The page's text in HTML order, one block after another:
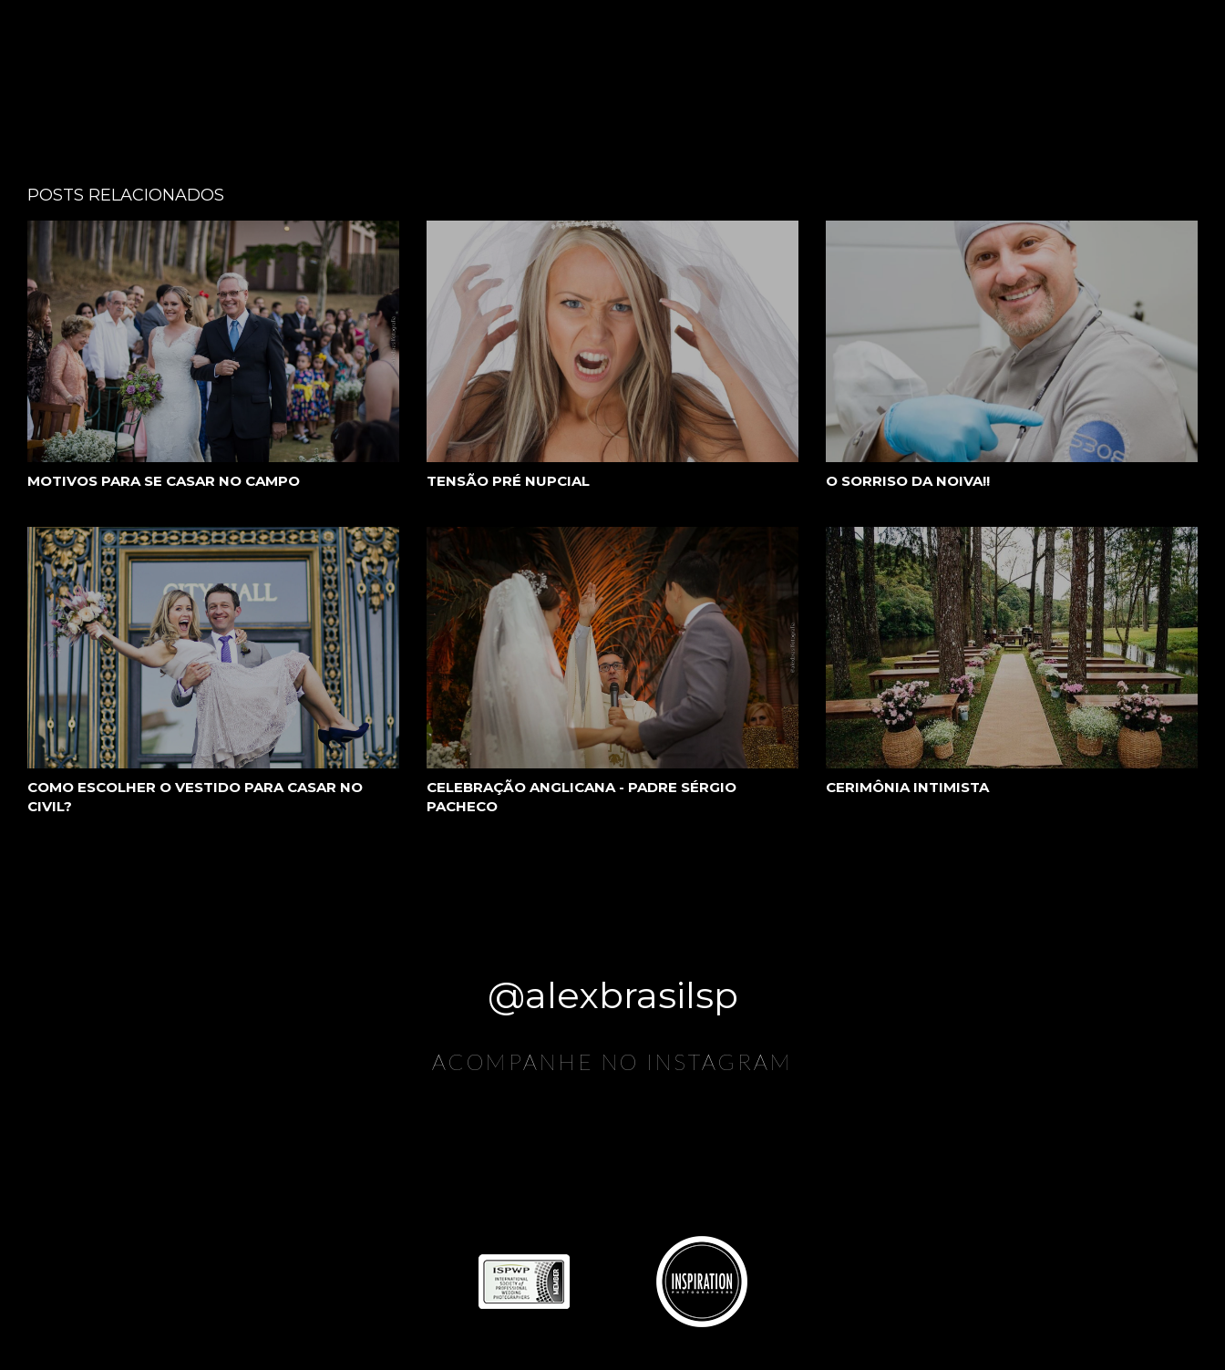
POSTS RELACIONADOS
MOTIVOS PARA SE CASAR NO CAMPO TENSÃO PRÉ NUPCIAL O SORRISO DA NOIVA!!
COMO ESCOLHER O VESTIDO PARA CASAR NO
CIVIL?
CELEBRAÇÃO ANGLICANA - PADRE SÉRGIO
PACHECO
CERIMÔNIA INTIMISTA
@alexbrasilsp
ACOMPANHE NO INSTAGRAM